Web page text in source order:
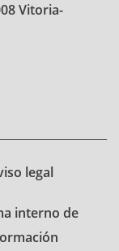
Vitoria-
legal
interno de